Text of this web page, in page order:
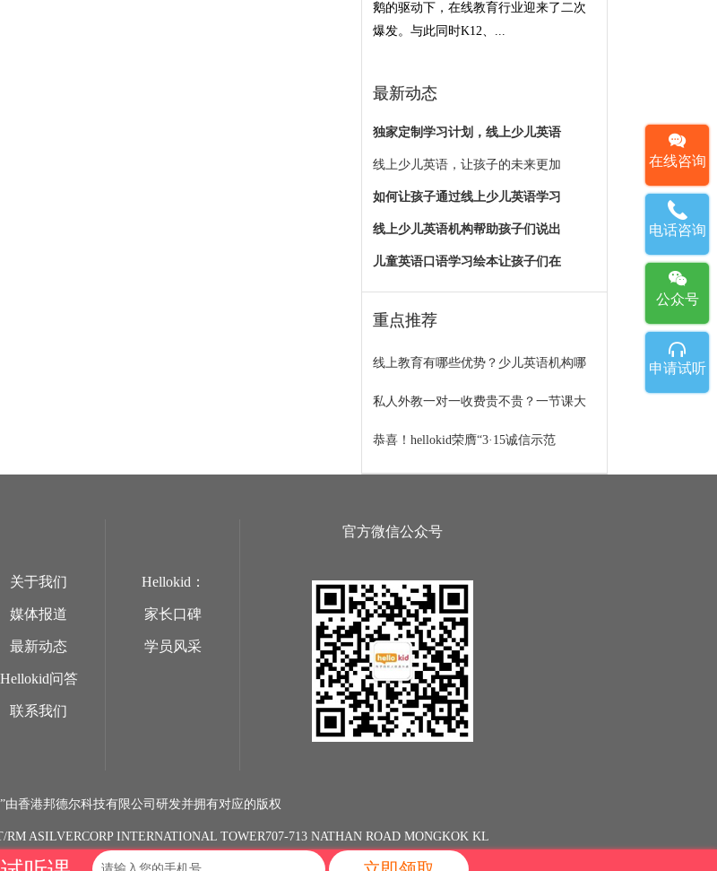
鹅的驱动下，在线教育行业迎来了二次
爆发。与此同时K12、...
最新动态
独家定制学习计划，线上少儿英语
线上少儿英语，让孩子的未来更加
如何让孩子通过线上少儿英语学习
线上少儿英语机构帮助孩子们说出
儿童英语口语学习绘本让孩子们在
重点推荐
线上教育有哪些优势？少儿英语机构哪
私人外教一对一收费贵不贵？一节课大
恭喜！hellokid荣膺“3·15诚信示范
关于我们
媒体报道
最新动态
Hellokid问答
联系我们
Hellokid：
家长口碑
学员风采
官方微信公众号
由香港邦德尔科技有限公司研发并拥有对应的版权
ASILVERCORP INTERNATIONAL TOWER707-713 NATHAN ROAD MONGKOK KL
在线咨询
电话咨询
公众号
申请试听